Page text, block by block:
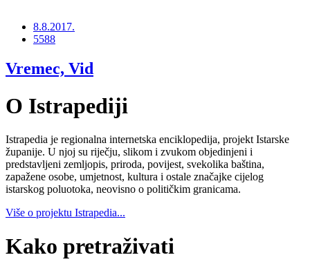
8.8.2017.
5588
Vremec, Vid
O Istrapediji
Istrapedia je regionalna internetska enciklopedija, projekt Istarske
županije. U njoj su riječju, slikom i zvukom objedinjeni i
predstavljeni zemljopis, priroda, povijest, svekolika baština,
zapažene osobe, umjetnost, kultura i ostale značajke cijelog
istarskog poluotoka, neovisno o političkim granicama.
Više o projektu Istrapedia...
Kako pretraživati